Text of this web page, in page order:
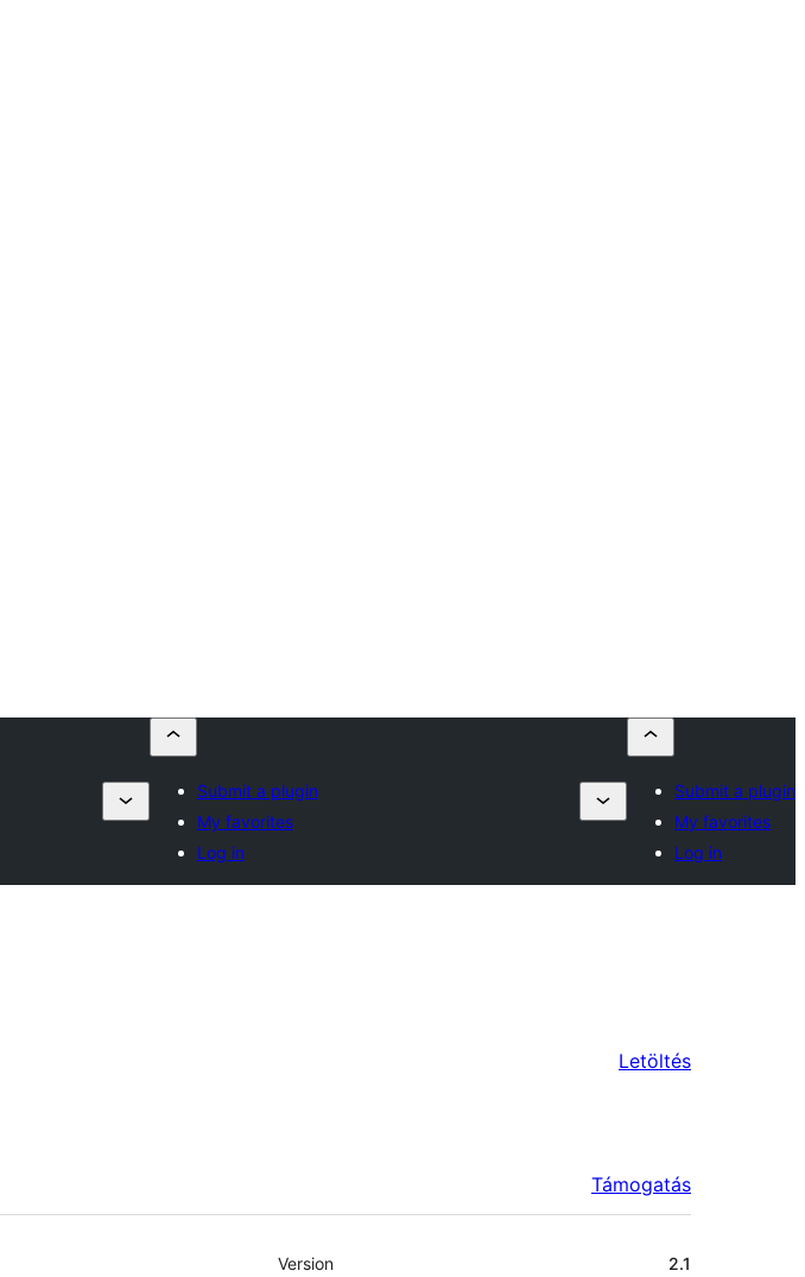
Submit a plugin
My favorites
Log in
Submit a plugin
My favorites
Log in
Letöltés
Támogatás
Meta
Version 2.1